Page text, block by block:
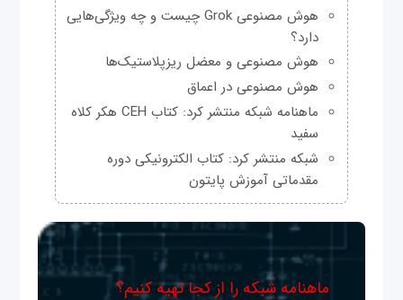
هوش مصنوعی Grok چیست و چه ویژگی‌هایی
دارد؟
هوش مصنوعی و معضل ریزپلاستیک‌ها
هوش مصنوعی در اعماق
ماهنامه شبکه منتشر کرد: کتاب CEH هکر کلاه
سفید
شبکه منتشر کرد: کتاب الکترونیکی دوره
مقدماتی آموزش پایتون
ماهنامه شبکه را از کجا تهیه کنیم؟